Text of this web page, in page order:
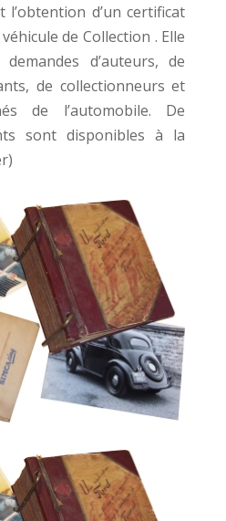
l’obtention d’un certificat
de Collection . Elle
d’auteurs, de
de collectionneurs et
de l’automobile. De
sont disponibles à la